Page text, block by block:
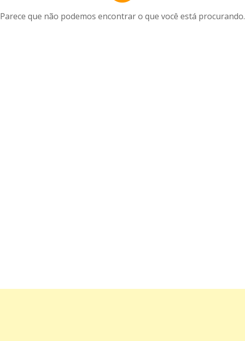
Parece que não podemos encontrar o que você está procurando.